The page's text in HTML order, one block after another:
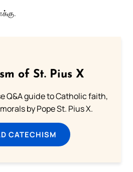
of St. Pius X
Q&A guide to Catholic faith,
by Pope St. Pius X.
CATECHISM